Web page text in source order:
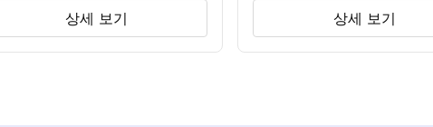
상세 보기 상세 보기